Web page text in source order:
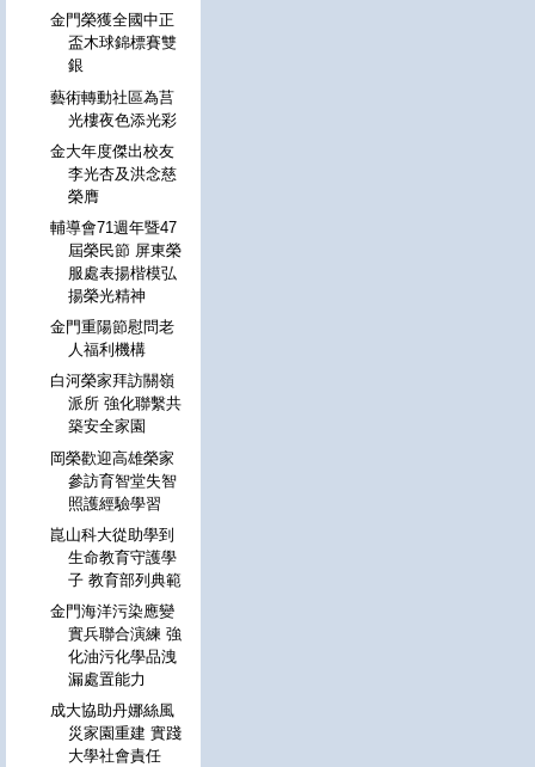
金門榮獲全國中正
盃木球錦標賽雙
銀
藝術轉動社區為莒
光樓夜色添光彩
金大年度傑出校友
李光杏及洪念慈
榮膺
輔導會71週年暨47
屆榮民節 屏東榮
服處表揚楷模弘
揚榮光精神
金門重陽節慰問老
人福利機構
白河榮家拜訪關嶺
派所 強化聯繫共
築安全家園
岡榮歡迎高雄榮家
參訪育智堂失智
照護經驗學習
崑山科大從助學到
生命教育守護學
子 教育部列典範
金門海洋污染應變
實兵聯合演練 強
化油污化學品洩
漏處置能力
成大協助丹娜絲風
災家園重建 實踐
大學社會責任